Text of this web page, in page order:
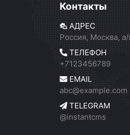
Контакты
АДРЕС
Россия, Москва, а/
ТЕЛЕФОН
+7123456789
EMAIL
abc@example.com
TELEGRAM
@instantcms